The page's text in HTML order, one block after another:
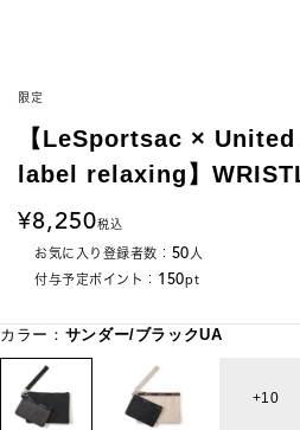
限定
【LeSportsac ×
label relaxing】
8,250税込
お気に入り登録者数： 50人
付与予定ポイント： 150pt
カラー： サンダー/ブラックUA
10